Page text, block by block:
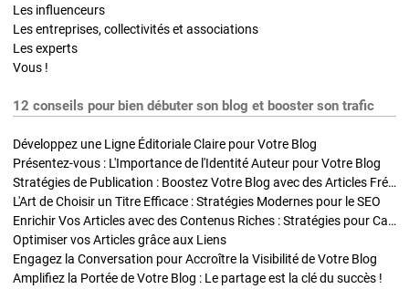
Les influenceurs
Les entreprises, collectivités et associations
Les experts
Vous !
12 conseils pour bien débuter son blog et booster son trafic
Développez une Ligne Éditoriale Claire pour Votre Blog
Présentez-vous : L'Importance de l'Identité Auteur pour Votre Blog
Stratégies de Publication : Boostez Votre Blog avec des Articles Fréquents et Exclusifs
L'Art de Choisir un Titre Efficace : Stratégies Modernes pour le SEO
Enrichir Vos Articles avec des Contenus Riches : Stratégies pour Captiver et Optimiser
Optimiser vos Articles grâce aux Liens
Engagez la Conversation pour Accroître la Visibilité de Votre Blog
Amplifiez la Portée de Votre Blog : Le partage est la clé du succès !